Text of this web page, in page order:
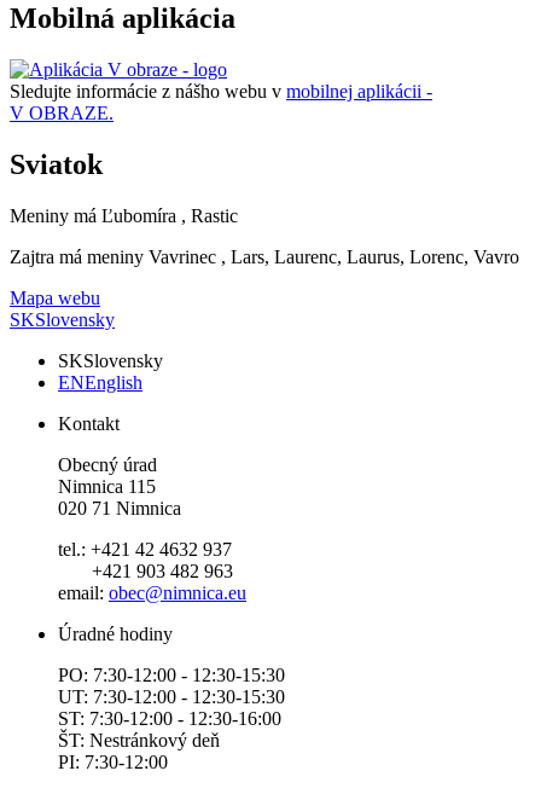
Mobilná aplikácia
Sledujte informácie z nášho webu v mobilnej aplikácii -
V OBRAZE.
Sviatok
Meniny má Ľubomíra , Rastic
Zajtra má meniny Vavrinec , Lars, Laurenc, Laurus, Lorenc, Vavro
Mapa webu
SKSlovensky
SKSlovensky
ENEnglish
Kontakt
Obecný úrad
Nimnica 115
020 71 Nimnica
tel.: +421 42 4632 937
+421 903 482 963
email: obec@nimnica.eu
Úradné hodiny
PO: 7:30-12:00 - 12:30-15:30
UT: 7:30-12:00 - 12:30-15:30
ST: 7:30-12:00 - 12:30-16:00
ŠT: Nestránkový deň
PI: 7:30-12:00